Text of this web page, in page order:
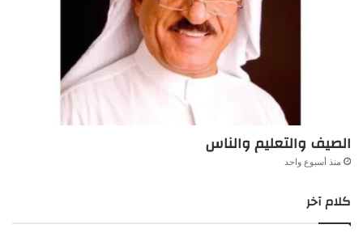
الصيف والتعليم والناس
منذ أسبوع واحد
كلام آخر